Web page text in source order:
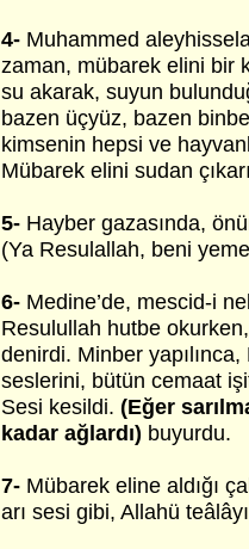
4- Muhammed
zaman, mübarek elini bir
su akarak, suyun
bazen üçyüz, bazen
kimsenin hepsi ve
Mübarek elini sudan
5- Hayber gazasında,
(Ya Resulallah, beni
6- Medine’de, mescid-i
Resulullah hutbe
denirdi. Minber
seslerini, bütün cemaat
Sesi kesildi. (Eğer
kadar ağlardı) buyurdu.
7- Mübarek eline aldığı
arı sesi gibi, Allahü